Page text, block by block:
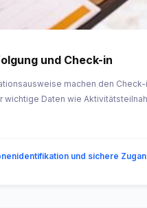
und Check-in
machen den
wichtige Daten wie
und sichere